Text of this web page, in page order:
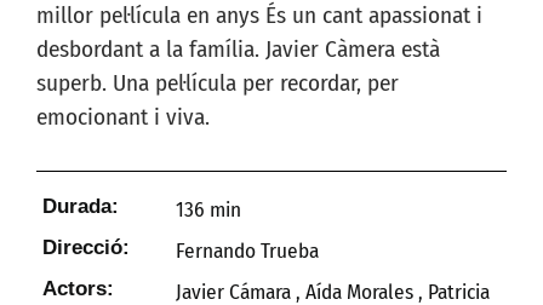
millor pel·lícula en anys És un cant apassionat i
desbordant a la família. Javier Càmera està
superb. Una pel·lícula per recordar, per
emocionant i viva.
Durada: 136 min
Direcció: Fernando Trueba
Actors:
Javier Cámara , Aída Morales , Patricia